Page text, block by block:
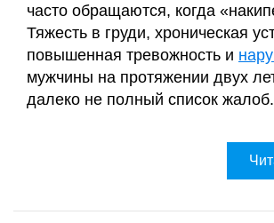
часто обращаются, когда
Тяжесть в груди, хроническая
повышенная тревожность и
мужчины на протяжении двух
далеко не полный список жалоб.